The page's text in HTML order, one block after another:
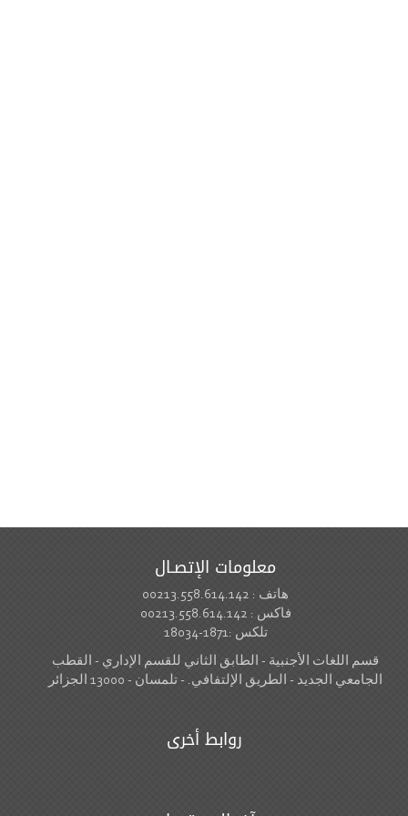
معلومات الإتصـال
هاتف : 00213.558.614.142
فاكس : 00213.558.614.142
تلكس :1871-18034
قسم اللغات الأجنبية - الطابق الثاني للقسم الإداري - القطب
الجامعي الجديد - الطريق الإلتفافي. - تلمسان - 13000 الجزائر
روابط أخرى